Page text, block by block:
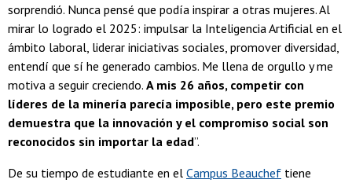
sorprendió. Nunca pensé que podía inspirar a otras mujeres. Al
mirar lo logrado el 2025: impulsar la Inteligencia Artificial en el
ámbito laboral, liderar iniciativas sociales, promover diversidad,
entendí que sí he generado cambios. Me llena de orgullo y me
motiva a seguir creciendo. A mis 26 años, competir con
líderes de la minería parecía imposible, pero este premio
demuestra que la innovación y el compromiso social son
reconocidos sin importar la edad”.
De su tiempo de estudiante en el Campus Beauchef tiene